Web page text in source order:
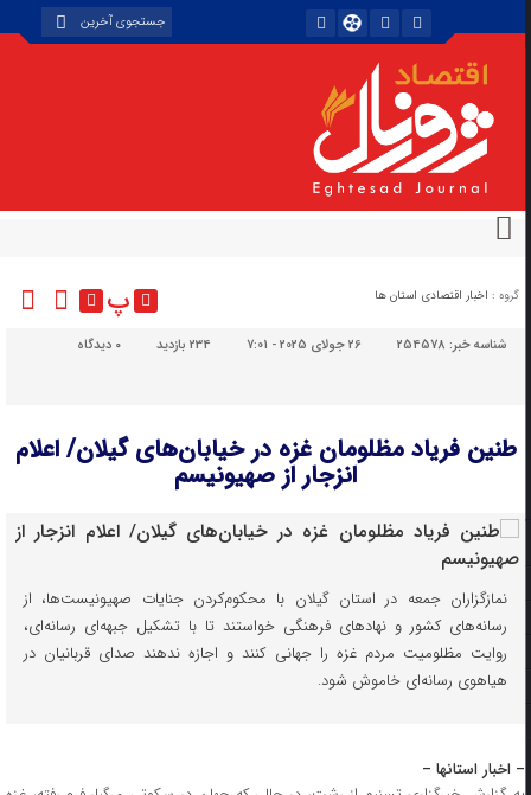
گروه : اخبار اقتصادی استان ها پ
شناسه خبر:254578 26 جولای 2025 - 7:01 234 بازدید دیدگاه
طنین فریاد مظلومان غزه در خیابان‌های گیلان/ اعلام
انزجار از صهیونیسم
نمازگزاران جمعه در استان گیلان با محکوم‌کردن جنایات صهیونیست‌ها، از
رسانه‌های کشور و نهادهای فرهنگی خواستند تا با تشکیل جبهه‌ای رسانه‌ای،
روایت مظلومیت مردم غزه را جهانی کنند و اجازه ندهند صدای قربانیان در
هیاهوی رسانه‌ای خاموش شود.
– اخبار استانها –